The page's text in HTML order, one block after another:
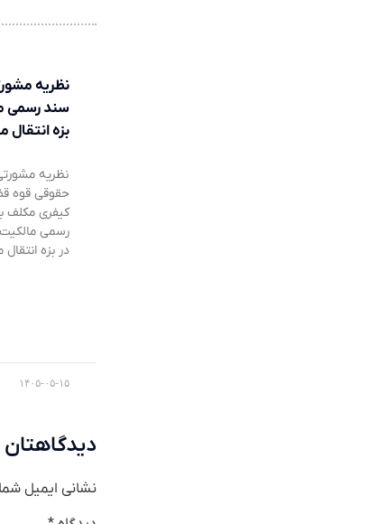
نظریه
سند رسمی
بزه انتقال
نظریه
حقوقی قوه
کیفری مکلف
رسمی مالکیت
در بزه
۱۴۰۵-۰۵-۱۵
دیدگاهتان
نشانی ایمیل